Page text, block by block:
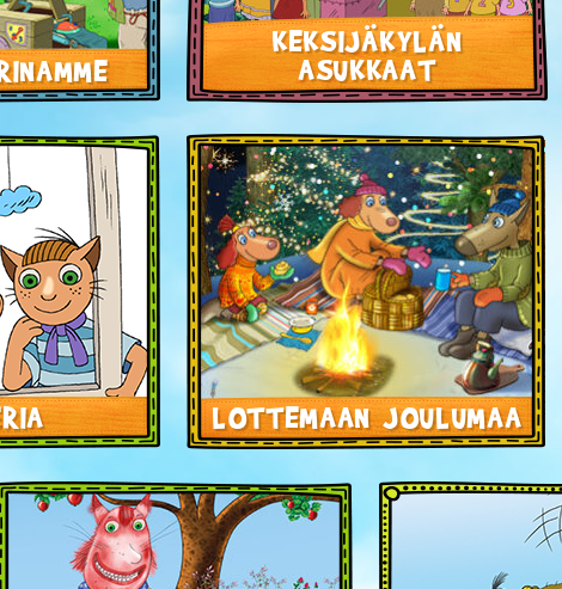
KEKSIJÄKYLÄN
ASUKKAAT
LOTTEMAAN JOULUMAA